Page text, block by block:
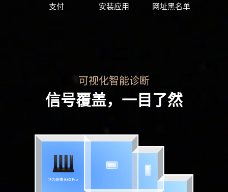
支付 安装应用 网址黑名单
可视化智能诊断
信号覆盖，一目了然